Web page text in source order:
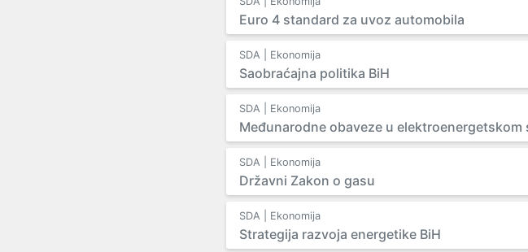
Euro 4 standard za uvoz automobila
SDA | Ekonomija
Saobraćajna politika BiH
SDA | Ekonomija
Međunarodne obaveze u elektroenergetskom
SDA | Ekonomija
Državni Zakon o gasu
SDA | Ekonomija
Strategija razvoja energetike BiH